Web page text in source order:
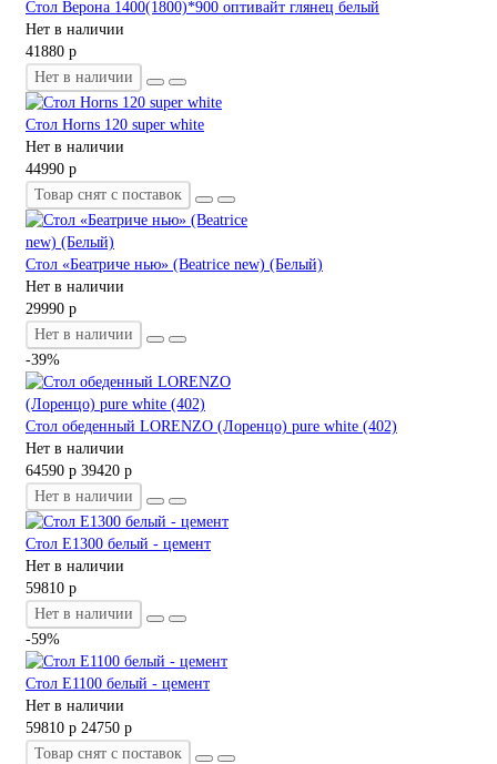
Стол Верона 1400(1800)*900 оптивайт глянец белый
Нет в наличии
41880 р
Нет в наличии
Стол Horns 120 super white
Нет в наличии
44990 р
Товар снят с поставок
Стол «Беатриче нью» (Beatrice new) (Белый)
Нет в наличии
29990 р
Нет в наличии
-39%
Стол обеденный LORENZO (Лоренцо) pure white (402)
Нет в наличии
64590 р 39420 р
Нет в наличии
Стол E1300 белый - цемент
Нет в наличии
59810 р
Нет в наличии
-59%
Стол E1100 белый - цемент
Нет в наличии
59810 р 24750 р
Товар снят с поставок